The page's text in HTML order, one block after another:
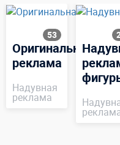
53
Оригинальная
реклама
Надувная
реклама